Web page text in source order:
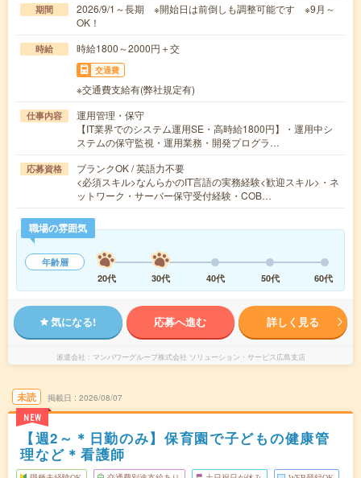
期間
2026/9/1～長期 ※開始日は前倒しも調整可能です ※9月～
OK！
時給 時給1800～2000円＋交
交通費
※交通費支給有(弊社規定有)
仕事内容
運用管理・保守
【IT業界でのシステム運用SE・高時給1800円】・運用中シ
ステムの保守監視・運用業務・開発プログラ…
応募資格
ブランクOK / 英語力不要
<必須スキル>なんらかのIT言語の実務経験<歓迎スキル>・ネ
ットワーク・サーバー保守受付経験・COB…
職場の雰囲気
年齢層
20代
30代 40代 50代 60代
気になる! 応募へ進む 詳しく見る
派遣会社 マンパワーグループ株式会社 ソリューション・サービス広島支店
未読
NEW
掲載日 2026/08/07
【週2～＊日勤のみ】保育園で子どもの健康管
理など＊看護師